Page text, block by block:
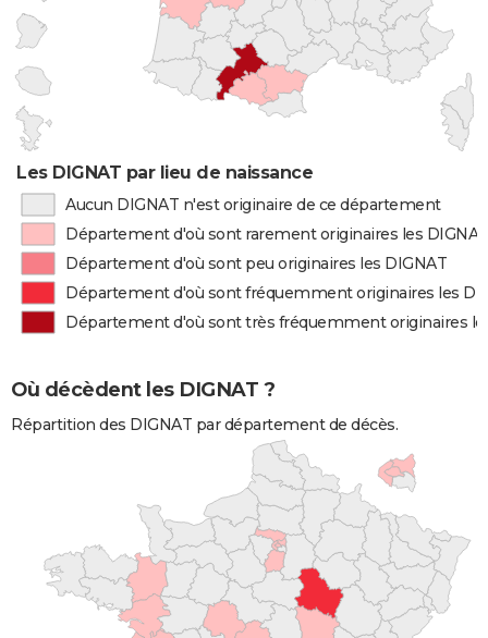
Les DIGNAT par lieu de naissance
Aucun DIGNAT n'est originaire de ce département
Département d'où sont rarement originaires les DIGNAT
Département d'où sont peu originaires les DIGNAT
Département d'où sont fréquemment originaires les
Département d'où sont très fréquemment originaires
Où décèdent les DIGNAT ?
Répartition des DIGNAT par département de décès.